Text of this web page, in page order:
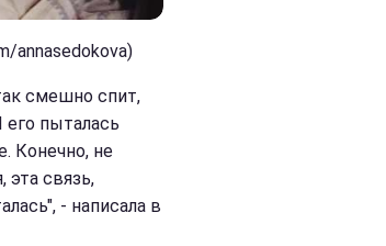
annasedokova)
смешно спит,
пыталась
Конечно, не
эта связь,
- написала в